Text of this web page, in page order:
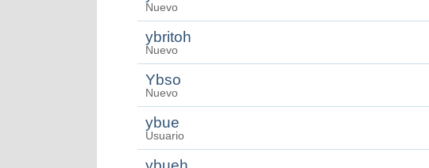
Nuevo
ybritoh
Nuevo
Ybso
Nuevo
ybue
Usuario